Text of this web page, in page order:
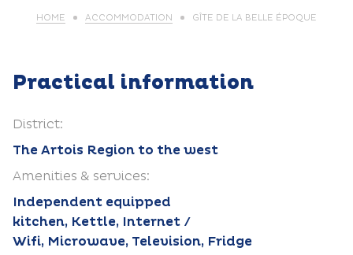
HOME ACCOMMODATION GÎTE DE LA BELLE ÉPOQUE
Practical information
District:
The Artois Region to the west
Amenities & services:
Independent equipped
kitchen, Kettle, Internet /
Wifi, Microwave, Television, Fridge